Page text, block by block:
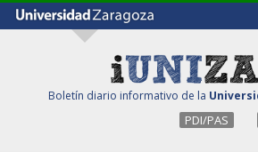
Boletín diario informativo de la
PDI/PAS